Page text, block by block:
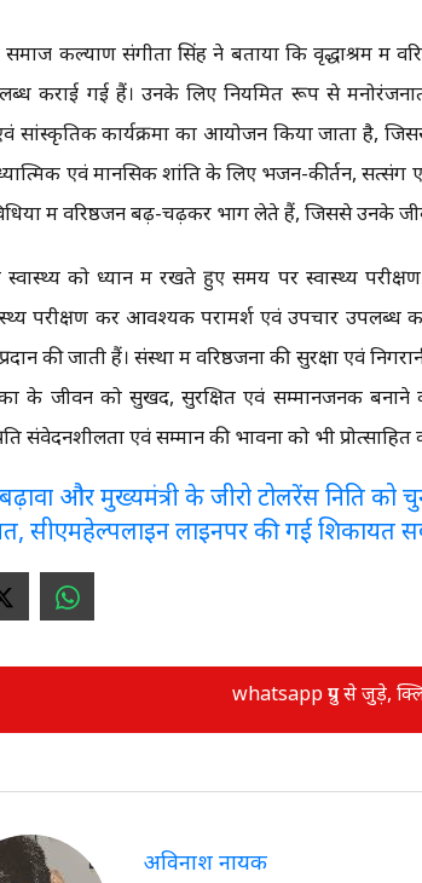
कल्याण संगीता सिंह ने बताया कि वृद्धाश्रम में
कराई गई हैं। उनके लिए नियमित रूप से
सांस्कृतिक कार्यक्रमों का आयोजन किया जाता है,
एवं मानसिक शांति के लिए भजन-कीर्तन, सत्संग
में वरिष्ठजन बढ़-चढ़कर भाग लेते हैं, जिससे उनके
स्वास्थ्य को ध्यान में रखते हुए समय पर स्वास्थ्य
परीक्षण कर आवश्यक परामर्श एवं उपचार उपलब्ध
की जाती हैं। संस्था में वरिष्ठजनों की सुरक्षा एवं
के जीवन को सुखद, सुरक्षित एवं सम्मानजनक
संवेदनशीलता एवं सम्मान की भावना को भी प्रोत्साहित
बढ़ावा और मुख्यमंत्री के जीरो टोलरेंस निति
सीएमहेल्पलाइन लाइनपर की गई शिकायत
whatsapp ग्रुप से जुड़े,
अविनाश नायक